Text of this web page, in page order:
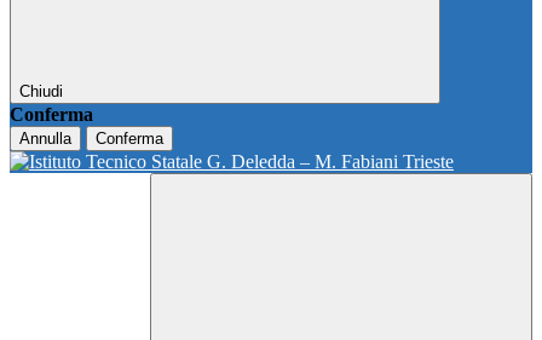
Chiudi
Conferma
Annulla Conferma